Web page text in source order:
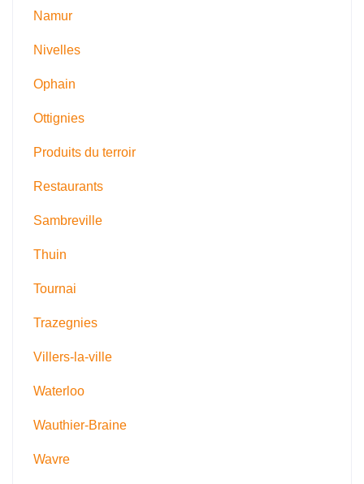
Namur
Nivelles
Ophain
Ottignies
Produits du terroir
Restaurants
Sambreville
Thuin
Tournai
Trazegnies
Villers-la-ville
Waterloo
Wauthier-Braine
Wavre